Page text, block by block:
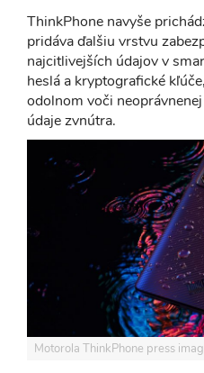
ThinkPhone navyše
pridáva ďalšiu vrstvu
najcitlivejších údajov v
heslá a kryptografické
odolnom voči
údaje zvnútra.
Motorola ThinkPhone press